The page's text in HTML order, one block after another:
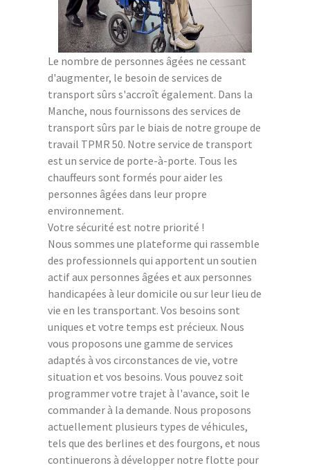
Le nombre de personnes âgées ne cessant
d'augmenter, le besoin de services de
transport sûrs s'accroît également. Dans la
Manche, nous fournissons des services de
transport sûrs par le biais de notre groupe de
travail TPMR 50. Notre service de transport
est un service de porte-à-porte. Tous les
chauffeurs sont formés pour aider les
personnes âgées dans leur propre
environnement.
Votre sécurité est notre priorité !
Nous sommes une plateforme qui rassemble
des professionnels qui apportent un soutien
actif aux personnes âgées et aux personnes
handicapées à leur domicile ou sur leur lieu de
vie en les transportant. Vos besoins sont
uniques et votre temps est précieux. Nous
vous proposons une gamme de services
adaptés à vos circonstances de vie, votre
situation et vos besoins. Vous pouvez soit
programmer votre trajet à l'avance, soit le
commander à la demande. Nous proposons
actuellement plusieurs types de véhicules,
tels que des berlines et des fourgons, et nous
continuerons à développer notre flotte pour